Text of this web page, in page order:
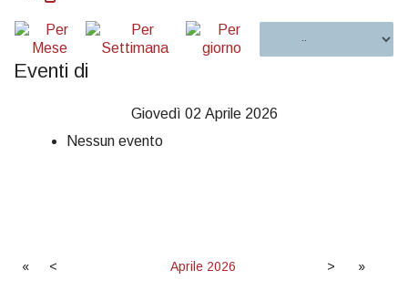
Eventi di
Giovedì 02 Aprile 2026
Nessun evento
« < Aprile 2026 > »